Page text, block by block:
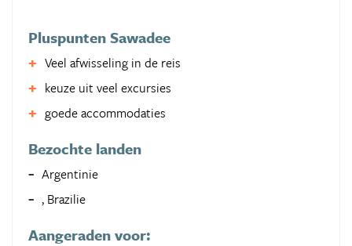
Pluspunten Sawadee
Veel afwisseling in de reis
keuze uit veel excursies
goede accommodaties
Bezochte landen
Argentinie
, Brazilie
Aangeraden voor: